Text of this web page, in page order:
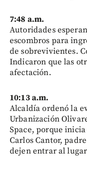
7:48 a.m.
Autoridades
escombros para
de sobrevivientes.
Indicaron que las
afectación.
10:13 a.m.
Alcaldía ordenó la
Urbanización
Space, porque
Carlos Cantor,
dejen entrar al